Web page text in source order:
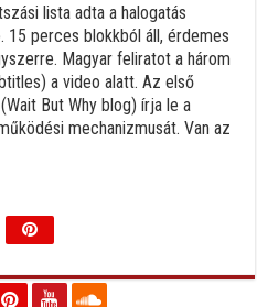
lista adta a halogatás
15 perces blokkból áll, érdemes
Magyar feliratot a három
a video alatt. Az első
But Why blog) írja le a
mechanizmusát. Van az